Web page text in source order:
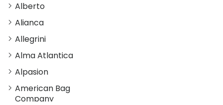
Alberto
Alianca
Allegrini
Alma Atlantica
Alpasion
American Bag
Company